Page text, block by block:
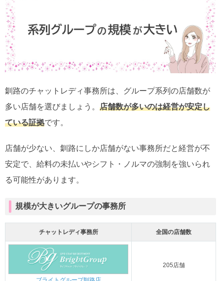
釧路のチャットレディ事務所は、グループ系列の店舗数が
多い店舗を選びましょう。 店舗数が多いのは経営が安定し
ている証拠です。
店舗が少ない、釧路にしか店舗がない事務所だと経営が不
安定で、給料の未払いやシフト・ノルマの強制を強いられ
る可能性があります。
規模が大きいグループの事務所
チャットレディ事務所 全国の店舗数
205店舗